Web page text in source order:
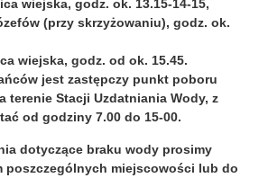
wiejska, godz. ok. 13.15-14-15,
(przy skrzyżowaniu), godz. ok.
wiejska, godz. od ok. 15.45.
jest zastępczy punkt poboru
terenie Stacji Uzdatniania Wody, z
od godziny 7.00 do 15-00.
dotyczące braku wody prosimy
poszczególnych miejscowości lub do